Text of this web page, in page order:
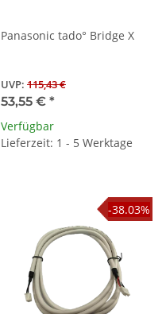
Panasonic tado° Bridge X
UVP: 115,43 €
53,55 € *
Verfügbar
Lieferzeit: 1 - 5 Werktage
-38.03%